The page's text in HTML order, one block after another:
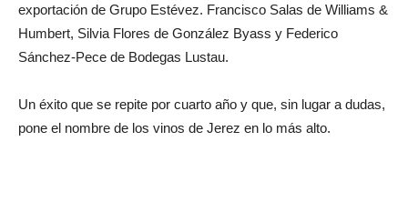
exportación de Grupo Estévez. Francisco Salas de Williams &
Humbert, Silvia Flores de González Byass y Federico
Sánchez-Pece de Bodegas Lustau.
Un éxito que se repite por cuarto año y que, sin lugar a dudas,
pone el nombre de los vinos de Jerez en lo más alto.